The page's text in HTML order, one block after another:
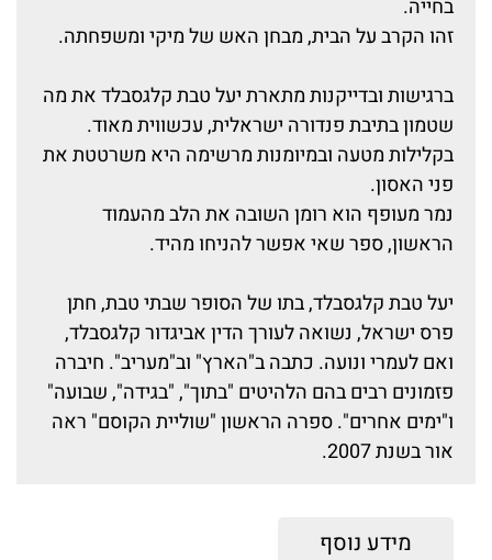
בחייה.
זהו הקרב על הבית, מבחן האש של מיקי ומשפחתה.
ברגישות ובדייקנות מתארת יעל טבת קלגסבלד את מה
שטמון בתיבת פנדורה ישראלית, עכשווית מאוד.
בקלילות מטעה ובמיומנות מרשימה היא משרטטת את
פני האסון.
נמר מעופף הוא רומן השובה את הלב מהעמוד
הראשון, ספר שאי אפשר להניחו מהיד.
יעל טבת קלגסבלד, בתו של הסופר שבתי טבת, חתן
פרס ישראל, נשואה לעורך הדין אביגדור קלגסבלד,
ואם לעמרי ונועה. כתבה ב"הארץ" וב"מעריב". חיברה
פזמונים רבים בהם הלהיטים "בתוך", "בגידה", שבועה"
ו"ימים אחרים". ספרה הראשון "שוליית הקוסם" ראה
אור בשנת 2007.
מידע נוסף